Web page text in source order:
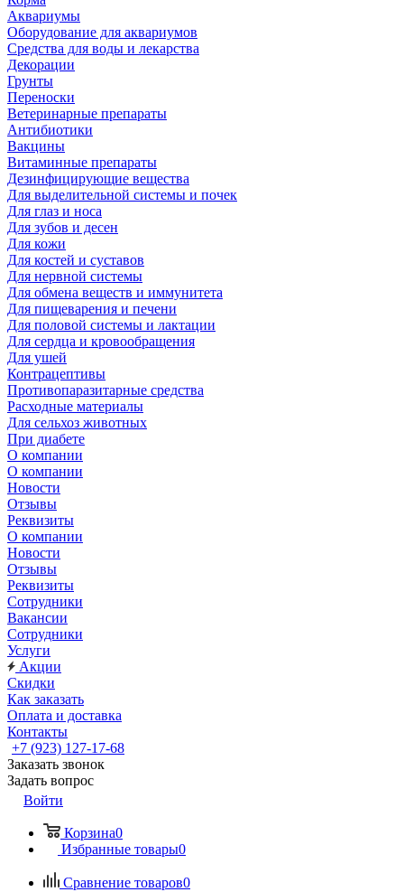
Аквариумы
Оборудование для аквариумов
Средства для воды и лекарства
Декорации
Грунты
Переноски
Ветеринарные препараты
Антибиотики
Вакцины
Витаминные препараты
Дезинфицирующие вещества
Для выделительной системы и почек
Для глаз и носа
Для зубов и десен
Для кожи
Для костей и суставов
Для нервной системы
Для обмена веществ и иммунитета
Для пищеварения и печени
Для половой системы и лактации
Для сердца и кровообращения
Для ушей
Контрацептивы
Противопаразитарные средства
Расходные материалы
Для сельхоз животных
При диабете
О компании
О компании
Новости
Отзывы
Реквизиты
О компании
Новости
Отзывы
Реквизиты
Сотрудники
Вакансии
Сотрудники
Услуги
Акции
Скидки
Как заказать
Оплата и доставка
Контакты
+7 (923) 127-17-68
Заказать звонок
Задать вопрос
Войти
Корзина0
Избранные товары0
Сравнение товаров0